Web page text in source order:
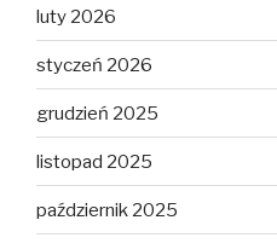
luty 2026
styczeń 2026
grudzień 2025
listopad 2025
październik 2025